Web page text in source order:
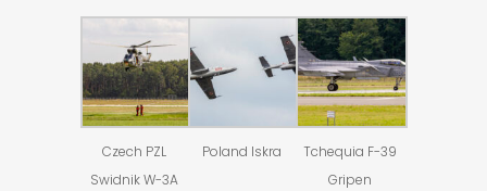
Czech PZL
Swidnik W-3A
Poland Iskra
Tchequia F-39
Gripen